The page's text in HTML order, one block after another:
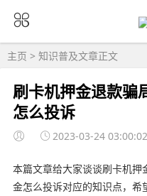
主页 > 知识普及文章正文
刷卡机押金退款骗
怎么投诉
2023-03-24 03:00:02
本篇文章给大家谈谈刷卡机押
金怎么投诉对应的知识点，